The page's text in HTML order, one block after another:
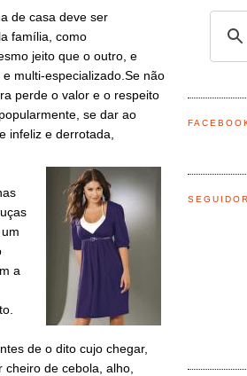
de casa deve ser
família, como
jeito que o outro, e
multi-especializado.Se não
perde o valor e o respeito
se dar ao
infeliz e derrotada,
a
de o dito cujo chegar,
de cebola, alho,